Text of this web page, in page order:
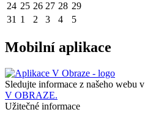
24 25 26 27 28 29
31 1 2 3 4 5
Mobilní aplikace
Sledujte informace z našeho webu v
V OBRAZE.
Užitečné informace